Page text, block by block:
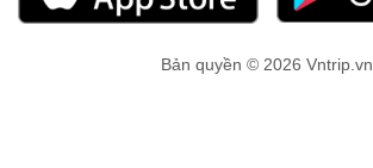
Bản quyền © 2026 Vntrip.vn